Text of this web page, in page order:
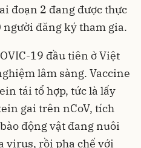
đoạn 2 đang được thực
đăng ký tham gia.
19 đầu tiên ở Việt
lâm sàng. Vaccine
tái tổ hợp, tức là lấy
gai trên nCoV, tích
động vật đang nuôi
virus, rồi pha chế với